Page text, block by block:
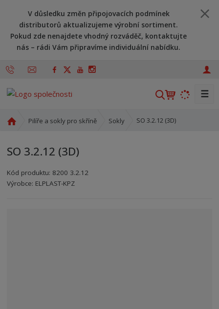
V důsledku změn připojovacích podmínek
distributorů aktualizujeme výrobní sortiment.
Pokud zde nenajdete vhodný rozváděč, kontaktujte
nás – rádi Vám připravíme individuální nabídku.
V
h
☰
d
í
s
Pilíře a sokly pro skříně Sokly SO 3.2.12 (3D)
SO 3.2.12 (3D)
Kód produktu: 8200 3.2.12
Kód výrobce: 8595208614071
Kód dodavatele:8595208614071
Výrobce: ELPLAST-KPZ